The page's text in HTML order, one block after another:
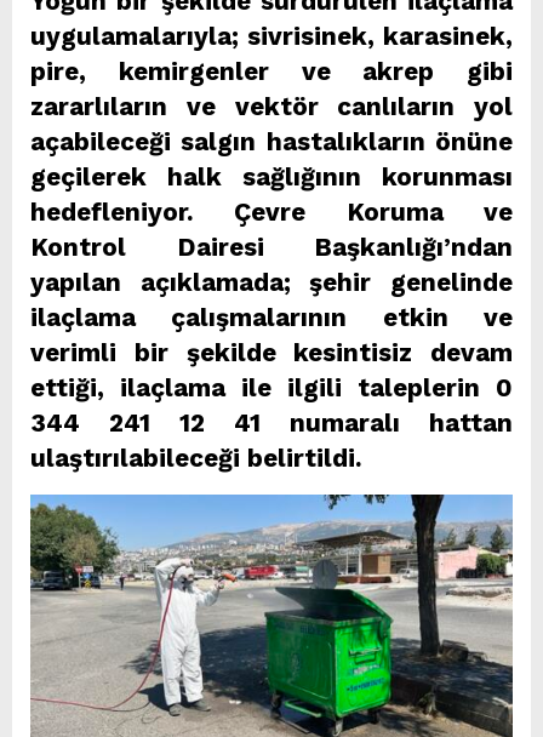
uygulamalarıyla; sivrisinek, karasinek,
pire, kemirgenler ve akrep gibi
zararlıların ve vektör canlıların yol
açabileceği salgın hastalıkların önüne
geçilerek halk sağlığının korunması
hedefleniyor. Çevre Koruma ve
Kontrol Dairesi Başkanlığı’ndan
yapılan açıklamada; şehir genelinde
ilaçlama çalışmalarının etkin ve
verimli bir şekilde kesintisiz devam
ettiği, ilaçlama ile ilgili taleplerin 0
344 241 12 41 numaralı hattan
ulaştırılabileceği belirtildi.